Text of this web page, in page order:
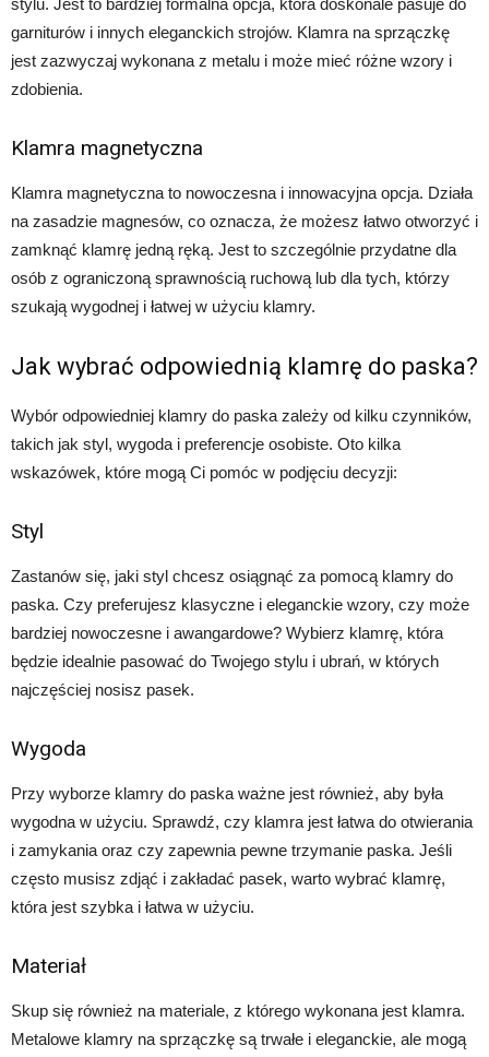
stylu. Jest to bardziej formalna opcja, która doskonale pasuje do
garniturów i innych eleganckich strojów. Klamra na sprzączkę
jest zazwyczaj wykonana z metalu i może mieć różne wzory i
zdobienia.
Klamra magnetyczna
Klamra magnetyczna to nowoczesna i innowacyjna opcja. Działa
na zasadzie magnesów, co oznacza, że ​​możesz łatwo otworzyć i
zamknąć klamrę jedną ręką. Jest to szczególnie przydatne dla
osób z ograniczoną sprawnością ruchową lub dla tych, którzy
szukają wygodnej i łatwej w użyciu klamry.
Jak wybrać odpowiednią klamrę do paska?
Wybór odpowiedniej klamry do paska zależy od kilku czynników,
takich jak styl, wygoda i preferencje osobiste. Oto kilka
wskazówek, które mogą Ci pomóc w podjęciu decyzji:
Styl
Zastanów się, jaki styl chcesz osiągnąć za pomocą klamry do
paska. Czy preferujesz klasyczne i eleganckie wzory, czy może
bardziej nowoczesne i awangardowe? Wybierz klamrę, która
będzie idealnie pasować do Twojego stylu i ubrań, w których
najczęściej nosisz pasek.
Wygoda
Przy wyborze klamry do paska ważne jest również, aby była
wygodna w użyciu. Sprawdź, czy klamra jest łatwa do otwierania
i zamykania oraz czy zapewnia pewne trzymanie paska. Jeśli
często musisz zdjąć i zakładać pasek, warto wybrać klamrę,
która jest szybka i łatwa w użyciu.
Materiał
Skup się również na materiale, z którego wykonana jest klamra.
Metalowe klamry na sprzączkę są trwałe i eleganckie, ale mogą